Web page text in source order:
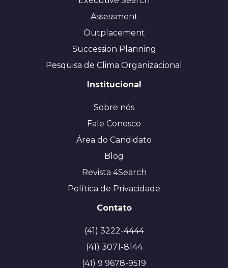
Assessment
Outplacement
Succession Planning
Pesquisa de Clima Organizacional
Institucional
Sobre nós
Fale Conosco
Área do Candidato
Blog
Revista 4Search
Política de Privacidade
Contato
(41) 3222-4444
(41) 3071-8144
(41) 9 9678-9519